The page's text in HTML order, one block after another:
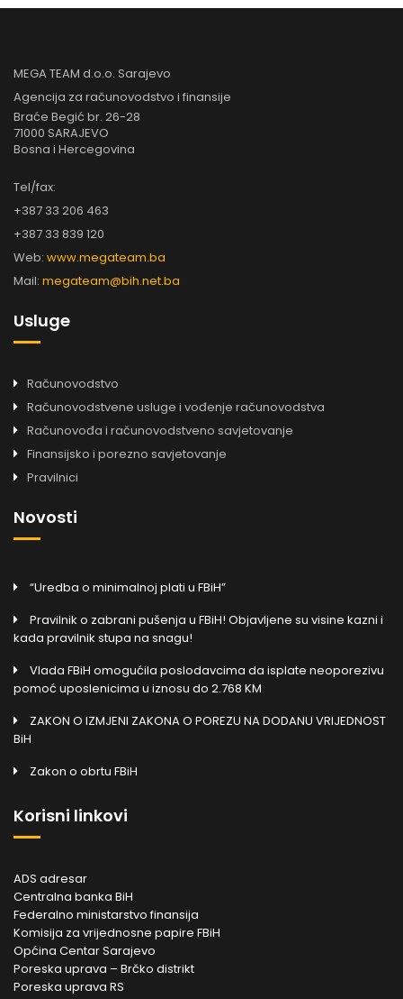
MEGA TEAM d.o.o. Sarajevo
Agencija za računovodstvo i finansije
Braće Begić br. 26-28
71000 SARAJEVO
Bosna i Hercegovina
Tel/fax:
+387 33 206 463
+387 33 839 120
Web: www.megateam.ba
Mail: megateam@bih.net.ba
Usluge
Računovodstvo
Računovodstvene usluge i vođenje računovodstva
Računovođa i računovodstveno savjetovanje
Finansijsko i porezno savjetovanje
Pravilnici
Novosti
“Uredba o minimalnoj plati u FBiH”
Pravilnik o zabrani pušenja u FBiH! Objavljene su visine kazni i
kada pravilnik stupa na snagu!
Vlada FBiH omogućila poslodavcima da isplate neoporezivu
pomoć uposlenicima u iznosu do 2.768 KM
ZAKON O IZMJENI ZAKONA O POREZU NA DODANU VRIJEDNOST
BiH
Zakon o obrtu FBiH
Korisni linkovi
ADS adresar
Centralna banka BiH
Federalno ministarstvo finansija
Komisija za vrijednosne papire FBiH
Općina Centar Sarajevo
Poreska uprava – Brčko distrikt
Poreska uprava RS